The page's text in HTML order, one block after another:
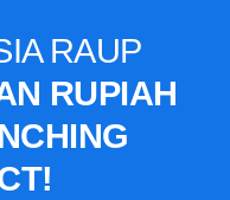
RAUP
RUPIAH